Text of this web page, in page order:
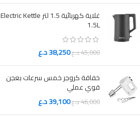
غلاية كهربائية 1.5 لتر Electric Kettle
1.5L
45,000د.ع38,250د.ع
خفاقة كروجر خمس سرعات بعجن
قوي عملي
46,000د.ع39,100د.ع